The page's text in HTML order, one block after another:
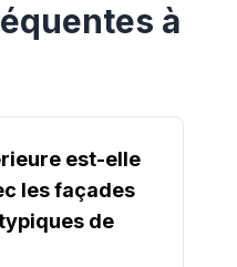
à
est-elle
les façades
de